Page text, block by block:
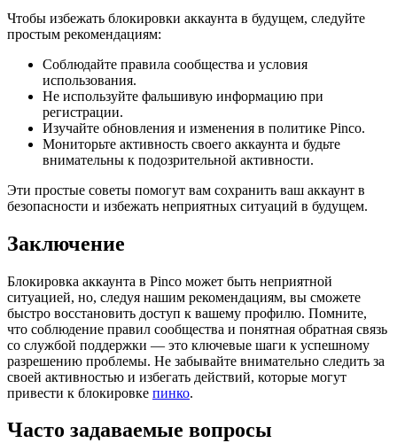
Чтобы избежать блокировки аккаунта в будущем, следуйте
простым рекомендациям:
Соблюдайте правила сообщества и условия
использования.
Не используйте фальшивую информацию при
регистрации.
Изучайте обновления и изменения в политике Pinco.
Мониторьте активность своего аккаунта и будьте
внимательны к подозрительной активности.
Эти простые советы помогут вам сохранить ваш аккаунт в
безопасности и избежать неприятных ситуаций в будущем.
Заключение
Блокировка аккаунта в Pinco может быть неприятной
ситуацией, но, следуя нашим рекомендациям, вы сможете
быстро восстановить доступ к вашему профилю. Помните,
что соблюдение правил сообщества и понятная обратная связь
со службой поддержки — это ключевые шаги к успешному
разрешению проблемы. Не забывайте внимательно следить за
своей активностью и избегать действий, которые могут
привести к блокировке пинко.
Часто задаваемые вопросы